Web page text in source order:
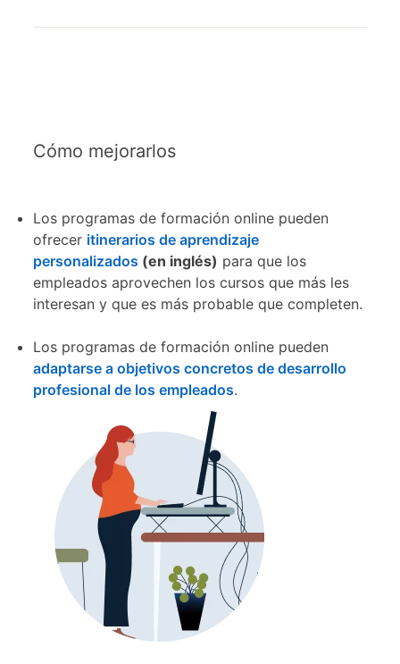
Cómo mejorarlos
Los programas de formación online pueden
ofrecer itinerarios de aprendizaje
personalizados opens in a new tab
(en inglés) para que los
empleados aprovechen los cursos que más les
interesan y que es más probable que completen.
Los programas de formación online pueden
adaptarse a objetivos concretos de desarrollo
profesional de los empleados.